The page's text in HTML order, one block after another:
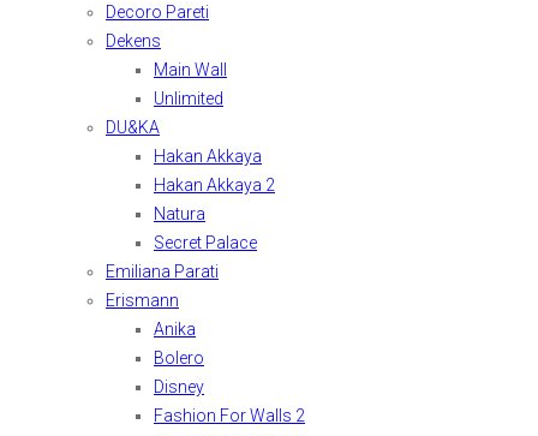
Decoro Pareti
Dekens
Main Wall
Unlimited
DU&KA
Hakan Akkaya
Hakan Akkaya 2
Natura
Secret Palace
Emiliana Parati
Erismann
Anika
Bolero
Disney
Fashion For Walls 2